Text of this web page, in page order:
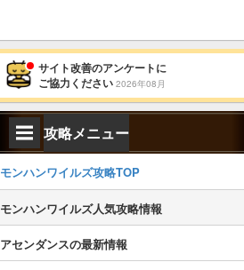
サイト改善のアンケートに
ご協力ください 2026年08月
攻略メニュー
モンハンワイルズ攻略TOP
モンハンワイルズ人気攻略情報
アセンダンスの最新情報